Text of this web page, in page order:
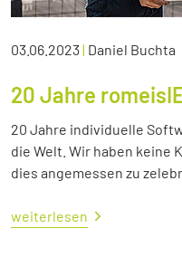
03.06.2023| Daniel Buchta
20 Jahre
20 Jahre individuelle
die Welt. Wir haben keine
dies angemessen zu
weiterlesen